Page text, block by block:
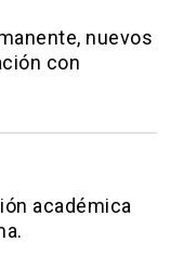
nuevos
con
académica